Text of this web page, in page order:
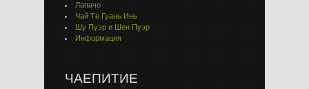
Лапачо
Чай Тe Гуaнь Инь
Шу Пуэр и Шен Пуэр
Информация
ЧАЕПИТИЕ